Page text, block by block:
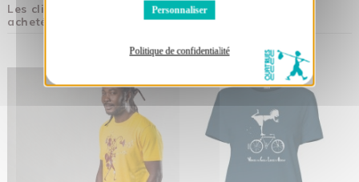
Personnaliser
Politique de confidentialité
Les clients qui ont acheté ce produit ont également
acheté :